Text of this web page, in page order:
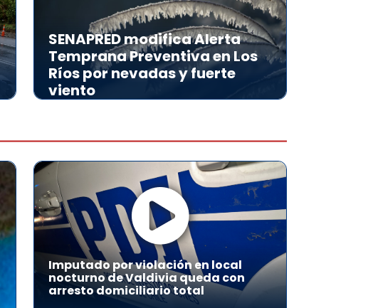
SENAPRED modifica Alerta
Temprana Preventiva en Los
Ríos por nevadas y fuerte
viento
Imputado por violación en local
nocturno de Valdivia queda con
arresto domiciliario total